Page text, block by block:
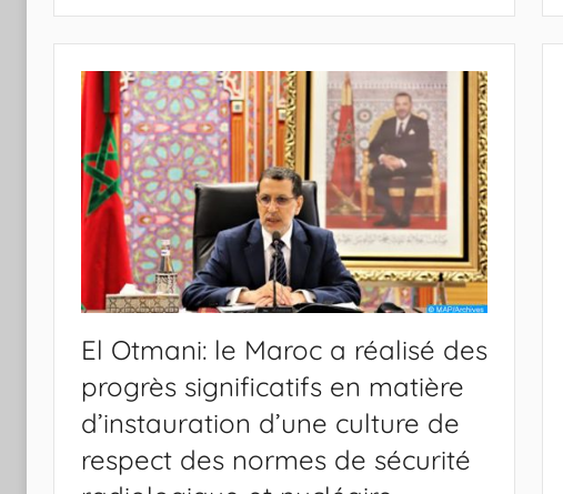
El Otmani: le Maroc a réalisé des
progrès significatifs en matière
d’instauration d’une culture de
respect des normes de sécurité